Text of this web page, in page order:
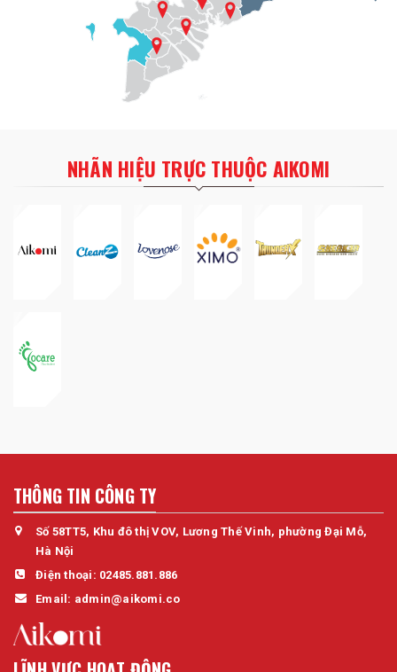
NHÃN HIỆU TRỰC THUỘC AIKOMI
THÔNG TIN CÔNG TY
Số 58TT5, Khu đô thị VOV, Lương Thế Vinh, phường Đại Mỗ,
Hà Nội
Điện thoại: 02485.881.886
Email: admin@aikomi.co